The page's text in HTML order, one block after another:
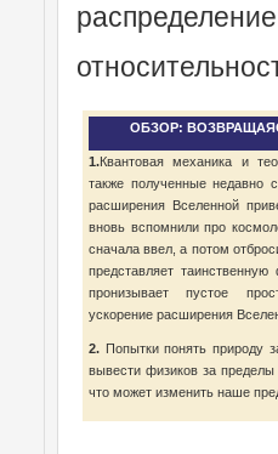
ОБЗОР:
1.Квантовая механика и
также полученные недавно
расширения Вселенной
вновь вспомнили про
сначала ввел, а потом
представляет
пронизывает пустое
ускорение расширения
2. Попытки понять природу
вывести физиков за
что может изменить наше